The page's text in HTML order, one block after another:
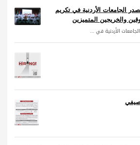
الجامعات الأردنية في تكريم
والخريجين المتميزين
الأردنية في ...